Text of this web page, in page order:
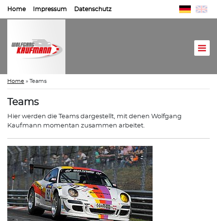
Home Impressum Datenschutz
Home » Teams
Teams
Hier werden die Teams dargestellt, mit denen Wolfgang
Kaufmann momentan zusammen arbeitet.